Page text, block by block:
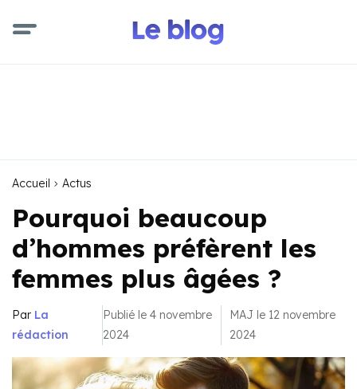
Accueil Actus
Pourquoi beaucoup
d’hommes préfèrent les
femmes plus âgées ?
Par La
rédaction
Publié le 4 novembre
2024
MAJ le 12 novembre
2024